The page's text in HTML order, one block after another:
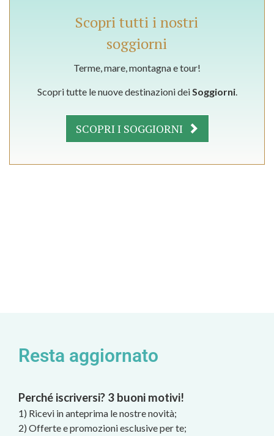
Scopri tutti i nostri
soggiorni
Terme, mare, montagna e tour!
Scopri tutte le nuove destinazioni deiSoggiorni.
SCOPRI I SOGGIORNI
Resta aggiornato
Perché iscriversi? 3 buoni motivi!
1) Ricevi in anteprima le nostre novità;
2) Offerte e promozioni esclusive per te;